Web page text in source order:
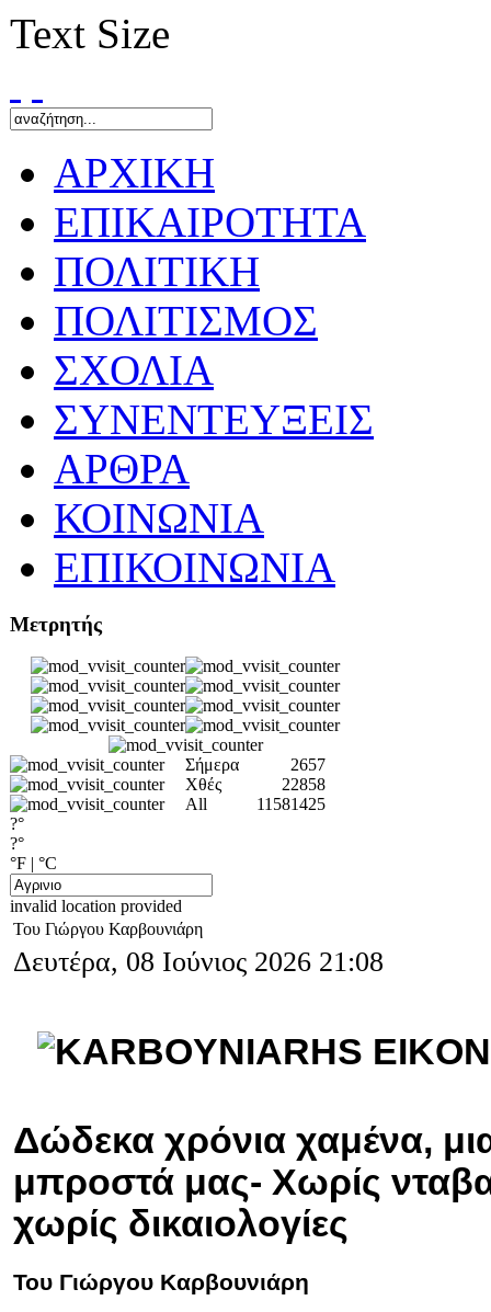
Text Size
ΑΡΧΙΚΗ
ΕΠΙΚΑΙΡΟΤΗΤΑ
ΠΟΛΙΤΙΚΗ
ΠΟΛΙΤΙΣΜΟΣ
ΣΧΟΛΙΑ
ΣΥΝΕΝΤΕΥΞΕΙΣ
ΑΡΘΡΑ
ΚΟΙΝΩΝΙΑ
ΕΠΙΚΟΙΝΩΝΙΑ
Μετρητής
Σήμερα
2657
Χθές
22858
All
11581425
?°
?°
°F | °C
invalid location provided
Του Γιώργου Καρβουνιάρη
Δευτέρα, 08 Ιούνιος 2026 21:08
Δώδεκα χρόνια χαμένα,
μπροστά μας- Χωρίς
χωρίς δικαιολογίες
Του Γιώργου Καρβουνιάρη